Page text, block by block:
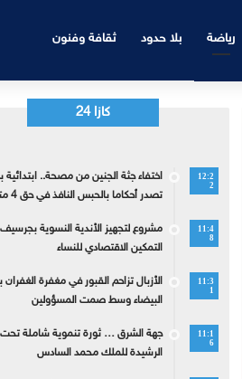
رياضة بلا حدود ثقافة وفنون
كازا 24
12:2
2
اختفاء جثة الجنين من مصحة.. ابتدائية
تصدر أحكاما بالحبس النافذ في حق 4 متهمين
11:4
8
مشروع لتجهيز الأندية النسوية بجرسيف
التمكين الاقتصادي للنساء
11:3
1
الأزبال تزاحم القبور في مغفرة الغفران
البيضاء وسط صمت المسؤولين
11:1
6
جهة الشرق … ثورة تنموية شاملة تحت
الرشيدة للملك محمد السادس